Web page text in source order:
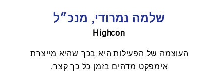
שלמה נמרודי, מנכ״ל
Highcon
העוצמה של הפעילות היא בכך שהיא מייצרת
אימפקט מדהים בזמן כל כך קצר.